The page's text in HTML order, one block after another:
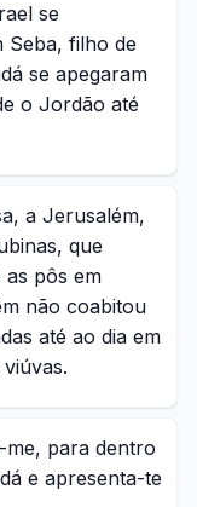
se
Seba, filho de
se apegaram
o Jordão até
a Jerusalém,
que
as pôs em
não coabitou
até ao dia em
me, para dentro
e apresenta-te